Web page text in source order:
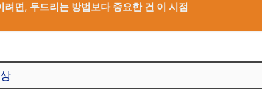
려면, 두드리는 방법보다 중요한 건 이 시점